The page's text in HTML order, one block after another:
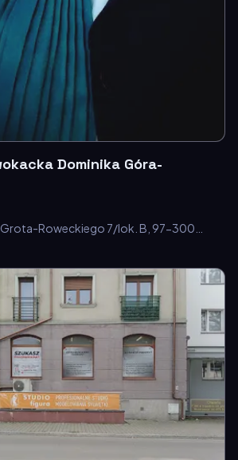
Dominika Góra-
Grota-Roweckiego 7/lok. B, 97-300